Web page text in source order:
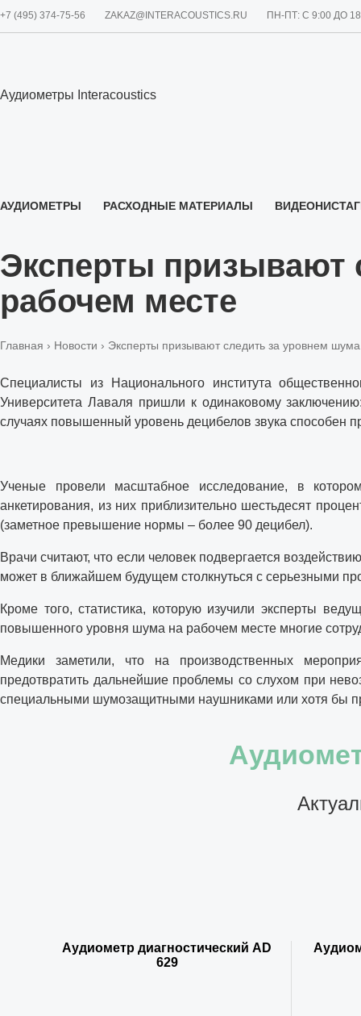
+7 (495) 374-75-56 ZAKAZ@INTERACOUSTICS.RU ПН-ПТ: С 9:00 ДО
Аудиометры Interacoustics
АУДИОМЕТРЫ РАСХОДНЫЕ МАТЕРИАЛЫ
Эксперты призывают
рабочем месте
Главная › Новости › Эксперты призывают следить за уровнем
Специалисты из Национального института
Университета Лаваля пришли к одинаковому
случаях повышенный уровень децибелов звука способен
Ученые провели масштабное исследование, в
анкетирования, из них приблизительно шестьдесят
(заметное превышение нормы – более 90 децибел).
Врачи считают, что если человек подвергается
может в ближайшем будущем столкнуться с серьезными
Кроме того, статистика, которую изучили эксперты
повышенного уровня шума на рабочем месте многие
Медики заметили, что на производственных
предотвратить дальнейшие проблемы со слухом при
специальными шумозащитными наушниками или хотя бы
Аудиометр диагностический AD
629